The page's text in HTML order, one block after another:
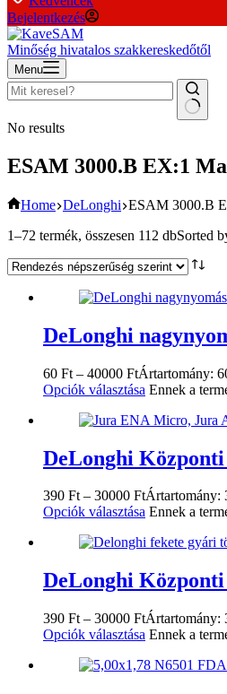
Bejelentkezés
Minőség hivatalos szakkereskedőtől
Menu
No results
ESAM 3000.B EX:1
Home DeLonghi ESAM 3000.B
1–72 termék, összesen 112 dbSorted
DeLonghi
60 Ft – 40000 FtÁrtartomány:
Opciók választása Ennek a
DeLonghi
390 Ft – 30000 FtÁrtartomány:
Opciók választása Ennek a
DeLonghi
390 Ft – 30000 FtÁrtartomány:
Opciók választása Ennek a